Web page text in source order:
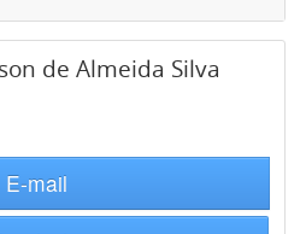
de Almeida Silva
E-mail